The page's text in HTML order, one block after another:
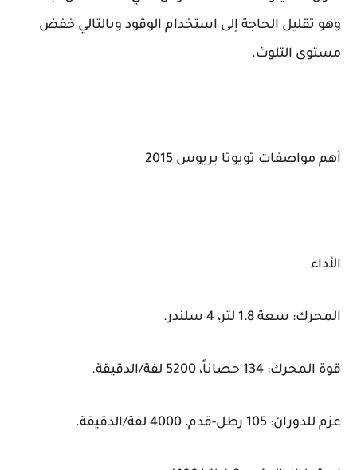
وهو تقليل الحاجة إلى استخدام الوقود وبالتالي خفض
مستوى التلوث.
أهم مواصفات تويوتا بريوس 2015
الأداء
المحرك: سعة 1.8 لتر، 4 سلندر.
قوة المحرك: 134 حصاناً، 5200 لفة/الدقيقة.
عزم للدوران: 105 رطل-قدم، 4000 لفة/الدقيقة.